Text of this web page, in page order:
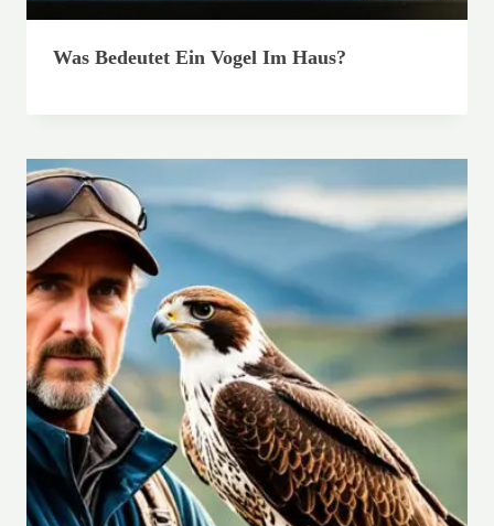
Was Bedeutet Ein Vogel Im Haus?